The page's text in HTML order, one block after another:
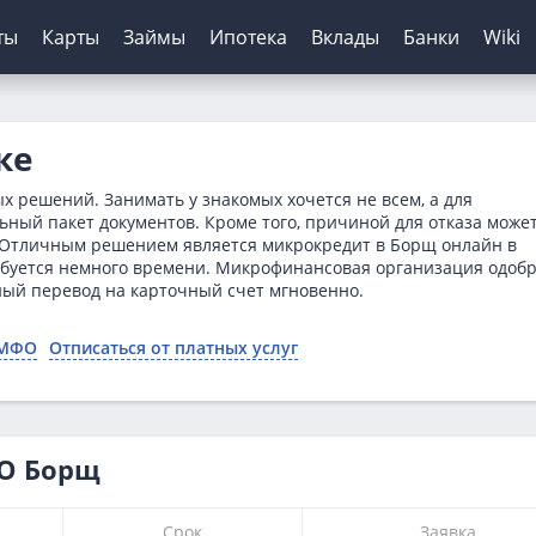
Архив ЦБ РФ
Курс доллара ЦБ
Курс евро ЦБ
Банк
Без первого взноса
На авто с пробегом
С плохой историей
Карты
С кэшбэком
Займы
зарплаты
Монеткин
До зарплаты
Creditplus
Ипотека Вклады
Калькулятор вкладов
Банки Wiki
Занимать у знакомых хочется не всем, а для
пакет документов. Кроме того, причиной для отказа
решением является микрокредит в Борщ онлайн в
немного времени. Микрофинансовая организация
перевод на карточный счет мгновенно.
Отписаться от платных услуг
Борщ